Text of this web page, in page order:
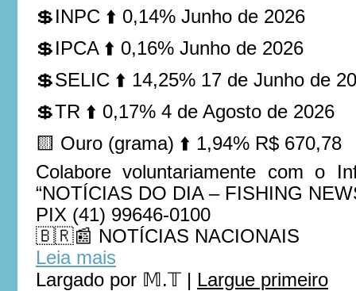
💲INPC ⬆️ 0,14% Junho de 2026
💲IPCA ⬆️ 0,16% Junho de 2026
💲SELIC ⬆️ 14,25% 17 de Junho de
💲TR ⬆️ 0,17% 4 de Agosto de 2026
🟨 Ouro (grama) ⬆️ 1,94% R$ 670,78
Colabore voluntariamente com o
“NOTÍCIAS DO DIA – FISHING
PIX (41) 99646-0100
🇧🇷📰 NOTÍCIAS NACIONAIS
Leia mais
Largado por 𝕄.𝕋 | Largue primeiro